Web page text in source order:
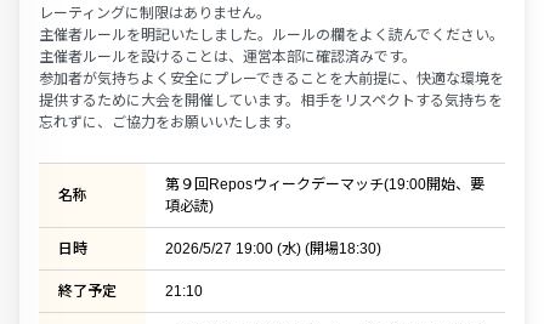
レーティングに制限はありません。
主催者ルールを明記いたしました。ルールの欄をよく読んでください。
主催者ルールを設けることは、運営本部に確認済みです。
参加者が気持ちよく安全にプレーできることを大前提に、快適な環境を
提供するために大会を開催しています。相手をリスペクトする気持ちを
忘れずに、ご協力をお願いいたします。
名称
第９回Reposウィークデーマッチ(19:00開始、要
項必読)
日時 2026/5/27 19:00 (水) (開場18:30)
終了予定 21:10